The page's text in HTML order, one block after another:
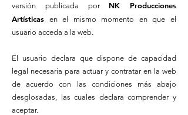
versión publicada por NK Producciones
Artísticas en el mismo momento en que el
usuario acceda a la web.
El usuario declara que dispone de capacidad
legal necesaria para actuar y contratar en la web
de acuerdo con las condiciones más abajo
desglosadas, las cuales declara comprender y
aceptar.